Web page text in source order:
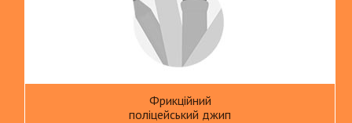
Фрикційний
поліцейський джип